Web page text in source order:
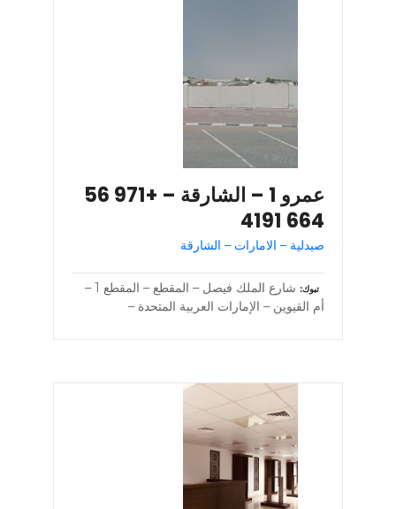
عمرو 1 – الشارقة – +971 56
664 4191
صيدلية – الامارات – الشارقة
تبوك
شارع الملك فيصل – المقطع – المقطع 1 –
أم القيوين – الإمارات العربية المتحدة –